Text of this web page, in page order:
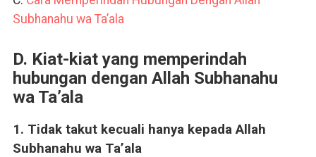
Subhanahu wa Ta’ala
D. Kiat-kiat yang memperindah
hubungan dengan Allah Subhanahu
wa Ta’ala
1. Tidak takut kecuali hanya kepada Allah
Subhanahu wa Ta’ala